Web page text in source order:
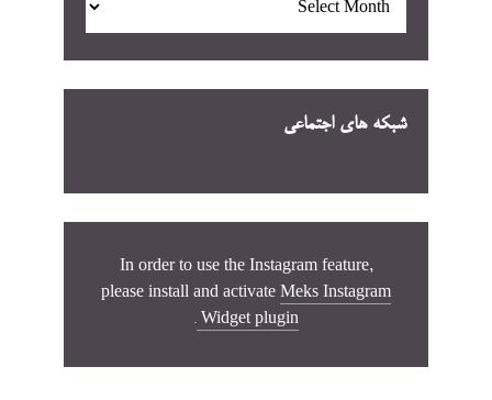
شبکه های اجتماعی
In order to use the Instagram feature,
please install and activate Meks Instagram
Widget plugin
.